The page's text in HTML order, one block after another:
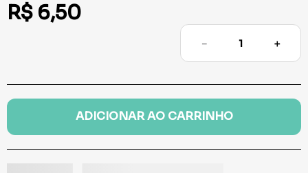
R$ 6,50
＋
－
ADICIONAR AO CARRINHO